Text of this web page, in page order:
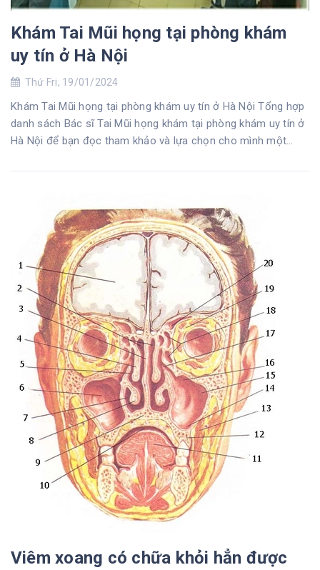
Khám Tai Mũi họng tại phòng khám
uy tín ở Hà Nội
Thứ Fri, 19/01/2024
Khám Tai Mũi họng tại phòng khám uy tín ở Hà Nội Tổng hợp
danh sách Bác sĩ Tai Mũi họng khám tại phòng khám uy tín ở
Hà Nội để bạn đọc tham khảo và lựa chọn cho mình một
Viêm xoang có chữa khỏi hẳn được